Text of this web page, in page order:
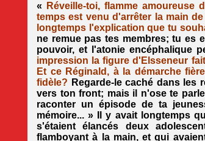
«
Réveille-toi, flamme amoureuse
temps est venu d'arrêter la main
longtemps l'explication que tu
ne remue pas tes membres; tu es
pouvoir, et l'atonie encéphalique
impression la figure d'Elsseneur
Et ce Réginald, à la démarche
fidèle? Regarde-le caché dans les
vers ton front; mais il n'ose te
raconter un épisode de ta
mémoire... » Il y avait longtemps
s'étaient élancés deux
flamboyant à la main, et qui